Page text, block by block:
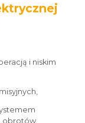
i niskim
obrotów